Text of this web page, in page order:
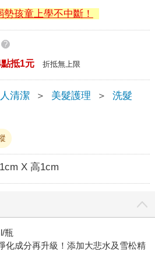
孩童上學不中斷！
?
抵1元 折抵無上限
清潔 ＞ 美髮護理 ＞ 洗髮
X 高1cm
瓶
化成分再升級！添加大悲水及雪松精